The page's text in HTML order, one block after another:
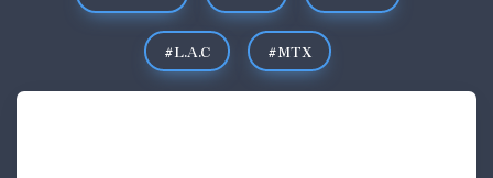
#L.A.C #MTX